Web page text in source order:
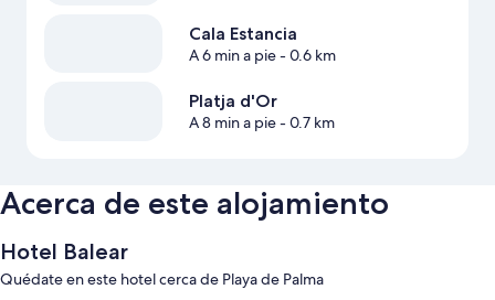
Cala Estancia
A 6 min a pie- 0.6 km
Platja d'Or
A 8 min a pie- 0.7 km
Acerca de este alojamiento
Hotel Balear
Quédate en este hotel cerca de Playa de Palma